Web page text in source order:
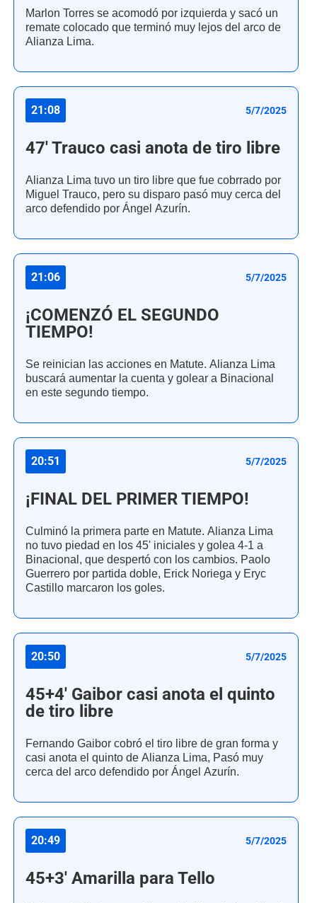
Marlon Torres se acomodó por izquierda y sacó un
remate colocado que terminó muy lejos del arco de
Alianza Lima.
21:08 5/7/2025
47' Trauco casi anota de tiro libre
Alianza Lima tuvo un tiro libre que fue cobrrado por
Miguel Trauco, pero su disparo pasó muy cerca del
arco defendido por Ángel Azurín.
21:06 5/7/2025
¡COMENZÓ EL SEGUNDO
TIEMPO!
Se reinician las acciones en Matute. Alianza Lima
buscará aumentar la cuenta y golear a Binacional
en este segundo tiempo.
20:51 5/7/2025
¡FINAL DEL PRIMER TIEMPO!
Culminó la primera parte en Matute. Alianza Lima
no tuvo piedad en los 45' iniciales y golea 4-1 a
Binacional, que despertó con los cambios. Paolo
Guerrero por partida doble, Erick Noriega y Eryc
Castillo marcaron los goles.
20:50 5/7/2025
45+4' Gaibor casi anota el quinto
de tiro libre
Fernando Gaibor cobró el tiro libre de gran forma y
casi anota el quinto de Alianza Lima, Pasó muy
cerca del arco defendido por Ángel Azurín.
20:49 5/7/2025
45+3' Amarilla para Tello